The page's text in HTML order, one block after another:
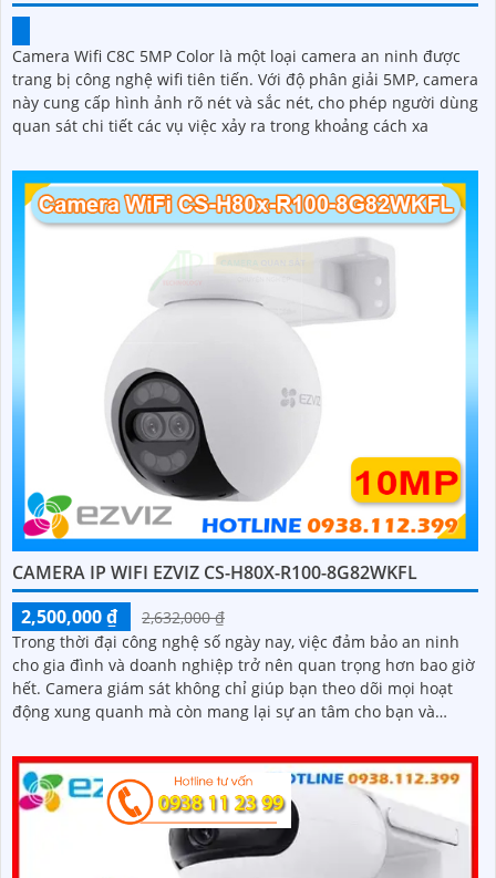
Camera Wifi C8C 5MP Color là một loại camera an ninh được
trang bị công nghệ wifi tiên tiến. Với độ phân giải 5MP, camera
này cung cấp hình ảnh rõ nét và sắc nét, cho phép người dùng
quan sát chi tiết các vụ việc xảy ra trong khoảng cách xa
CAMERA IP WIFI EZVIZ CS-H80X-R100-8G82WKFL
2,500,000 ₫
2,632,000 ₫
Trong thời đại công nghệ số ngày nay, việc đảm bảo an ninh
cho gia đình và doanh nghiệp trở nên quan trọng hơn bao giờ
hết. Camera giám sát không chỉ giúp bạn theo dõi mọi hoạt
động xung quanh mà còn mang lại sự an tâm cho bạn và